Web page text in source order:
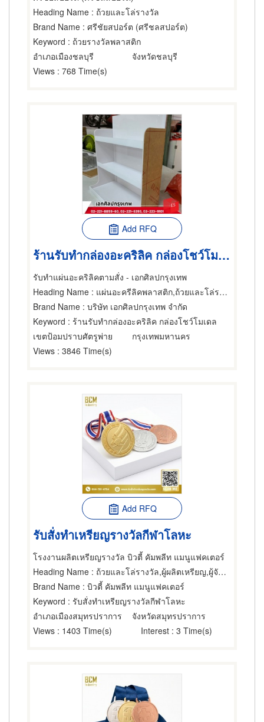
Heading Name : ถ้วยและโล่รางวัล
Brand Name : ศรีชัยสปอร์ต (ศรีชลสปอร์ต)
Keyword : ถ้วยรางวัลพลาสติก
อำเภอเมืองชลบุรี
จังหวัดชลบุรี
Views : 768 Time(s)
Add RFQ
ร้านรับทำกล่องอะคริลิค กล่องโชว์โมเดล
รับทำแผ่นอะคริลิคตามสั่ง - เอกศิลปกรุงเทพ
Heading Name : แผ่นอะครีลิคพลาสติก,ถ้วยและโล่รางวัล,ถ้วยและโล่รางวัล
Brand Name : บริษัท เอกศิลปกรุงเทพ จำกัด
Keyword : ร้านรับทำกล่องอะคริลิค กล่องโชว์โมเดล
เขตป้อมปราบศัตรูพ่าย
กรุงเทพมหานคร
Views : 3846 Time(s)
Add RFQ
รับสั่งทำเหรียญรางวัลกีฬาโลหะ
โรงงานผลิตเหรียญรางวัล บิวตี้ คัมพลีท แมนูแฟคเตอร์
Heading Name : ถ้วยและโล่รางวัล,ผู้ผลิตเหรียญ,ผู้จัดกีฬา
Brand Name : บิวตี้ คัมพลีท แมนูแฟคเตอร์
Keyword : รับสั่งทำเหรียญรางวัลกีฬาโลหะ
อำเภอเมืองสมุทรปราการ
จังหวัดสมุทรปราการ
Views : 1403 Time(s) Interest : 3 Time(s)